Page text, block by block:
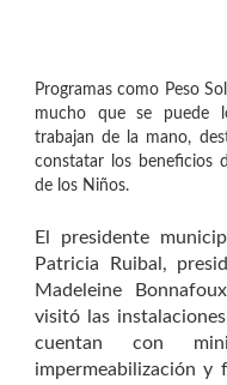
Programas como Peso
mucho que se puede
trabajan de la mano,
constatar los beneficios
de los Niños.
El presidente
Patricia Ruibal,
Madeleine
visitó las
cuentan con
impermeabilización y